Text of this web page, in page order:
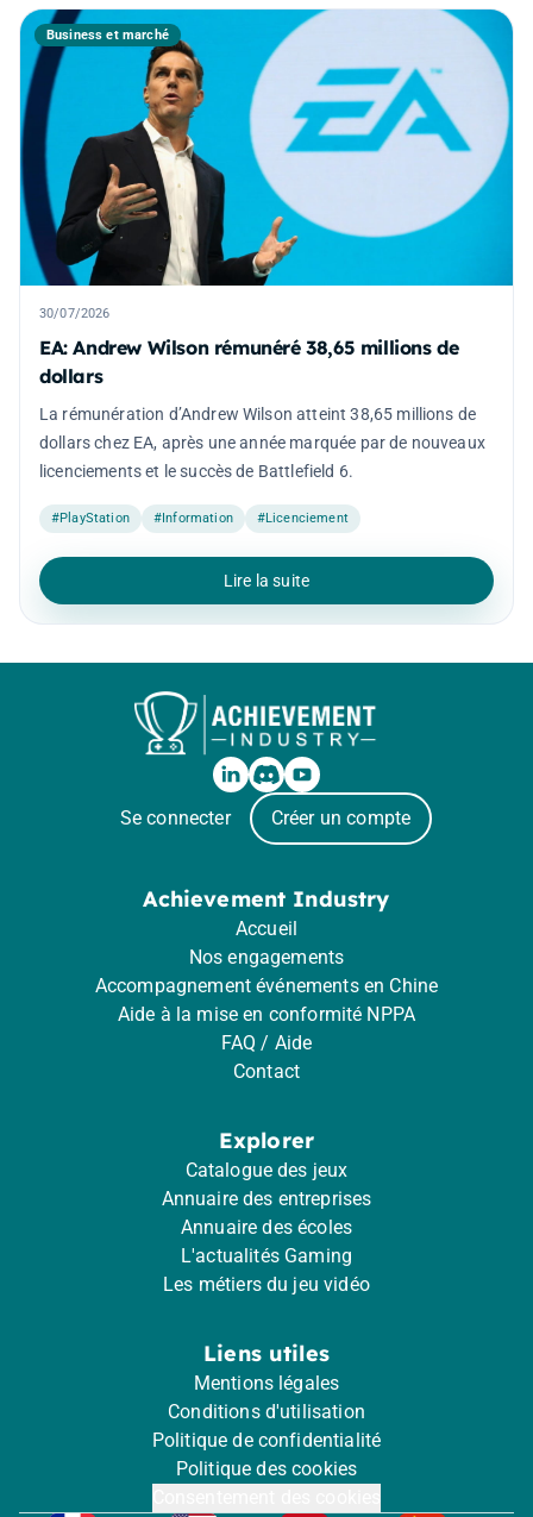
Business et marché
30/07/2026
EA: Andrew Wilson rémunéré 38,65 millions de
dollars
La rémunération d’Andrew Wilson atteint 38,65 millions de
dollars chez EA, après une année marquée par de nouveaux
licenciements et le succès de Battlefield 6.
#PlayStation #Information #Licenciement
Lire la suite
Se connecter Créer un compte
Achievement Industry
Accueil
Nos engagements
Accompagnement événements en Chine
Aide à la mise en conformité NPPA
FAQ / Aide
Contact
Explorer
Catalogue des jeux
Annuaire des entreprises
Annuaire des écoles
L'actualités Gaming
Les métiers du jeu vidéo
Liens utiles
Mentions légales
Conditions d'utilisation
Politique de confidentialité
Politique des cookies